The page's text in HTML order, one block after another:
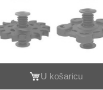
U košaricu